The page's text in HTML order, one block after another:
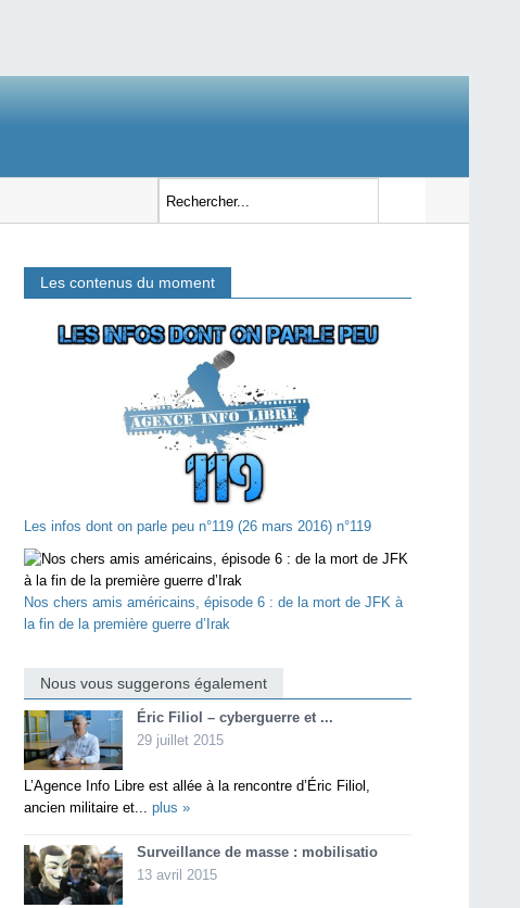
Les contenus du moment
Les infos dont on parle peu n°119 (26 mars 2016) n°119
Nos chers amis américains, épisode 6 : de la mort de JFK à
la fin de la première guerre d’Irak
Nous vous suggerons également
Éric Filiol – cyberguerre et ...
29 juillet 2015
L’Agence Info Libre est allée à la rencontre d’Éric Filiol,
ancien militaire et... plus »
Surveillance de masse : mobilisatio
13 avril 2015